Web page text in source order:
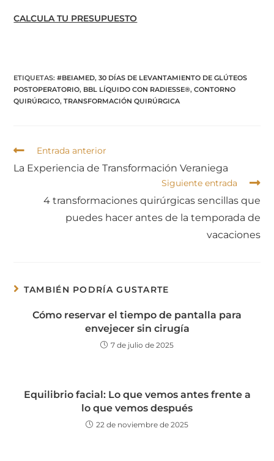
CALCULA TU PRESUPUESTO
ETIQUETAS:#BEIAMED, 30 DÍAS DE LEVANTAMIENTO DE GLÚTEOS
POSTOPERATORIO, BBL LÍQUIDO CON RADIESSE®, CONTORNO
QUIRÚRGICO, TRANSFORMACIÓN QUIRÚRGICA
Entrada anterior
La Experiencia de Transformación Veraniega
Siguiente entrada
4 transformaciones quirúrgicas sencillas que
puedes hacer antes de la temporada de
vacaciones
TAMBIÉN PODRÍA GUSTARTE
Cómo reservar el tiempo de pantalla para
envejecer sin cirugía
7 de julio de 2025
Equilibrio facial: Lo que vemos antes frente a
lo que vemos después
22 de noviembre de 2025